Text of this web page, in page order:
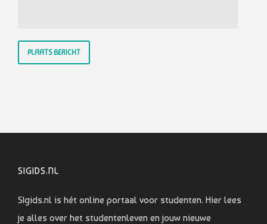
SIGIDS.NL
SIgids.nl is hét online portaal voor studenten. Hier lees
je alles over het studentenleven en jouw nieuwe